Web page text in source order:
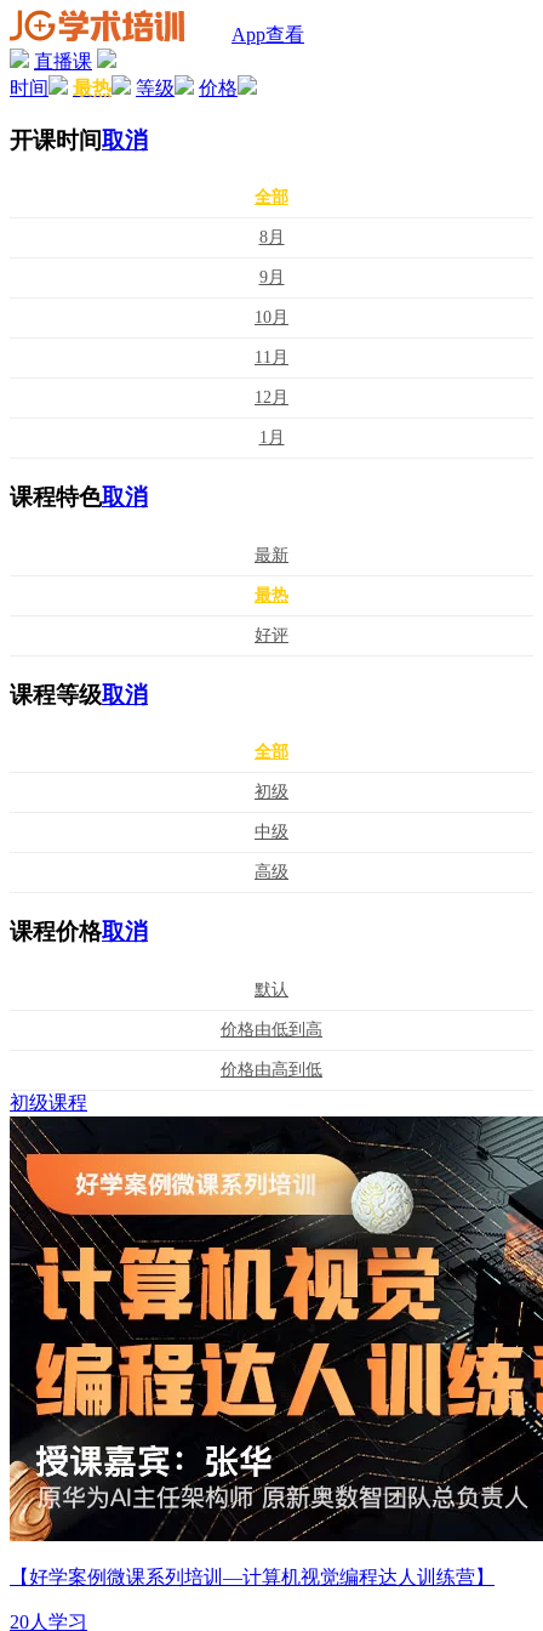
App查看
直播课
时间
最热 等级 价格
开课时间取消
全部
8月
9月
10月
11月
12月
1月
课程特色取消
最新
最热
好评
课程等级取消
全部
初级
中级
高级
课程价格取消
默认
价格由低到高
价格由高到低
初级课程
【好学案例微课系列培训—计算机视觉编程达人训练营】
20人学习